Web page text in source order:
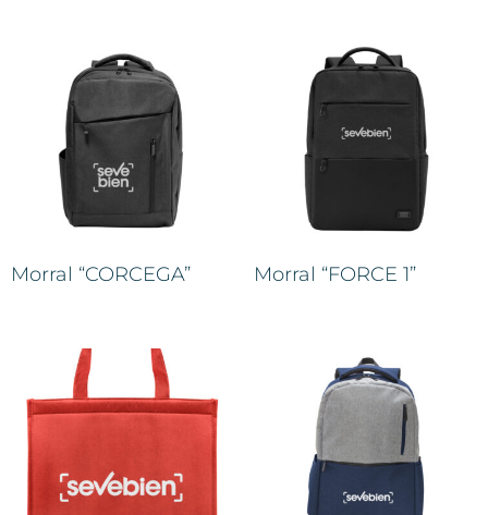
Morral “CORCEGA” Morral “FORCE 1”